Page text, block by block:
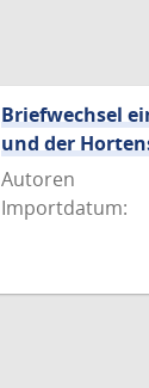
Briefwechsel
und der
Autoren
Importdatum: